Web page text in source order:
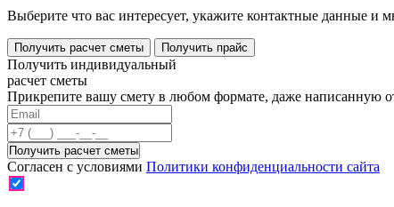
Выберите что вас интересует, укажите контактные данные и
Получить расчет сметы Получить прайс
Получить индивидуальный
расчет сметы
Прикрепите вашу смету в любом формате, даже написанную
Согласен с условиями Политики конфиденциальности сайта